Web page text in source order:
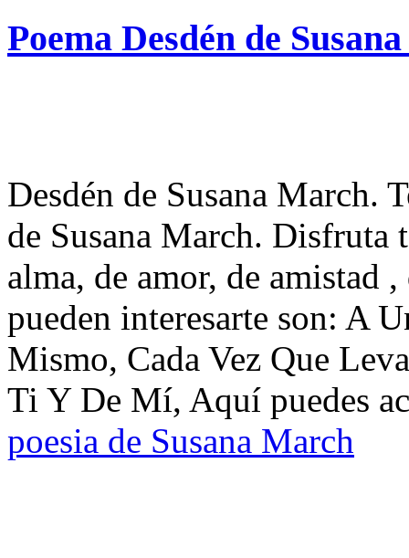
Poema Desdén de
Desdén de Susana March.
de Susana March. Disfruta
alma, de amor, de amistad
pueden interesarte son: A
Mismo, Cada Vez Que
Ti Y De Mí, Aquí puedes
poesia de Susana March